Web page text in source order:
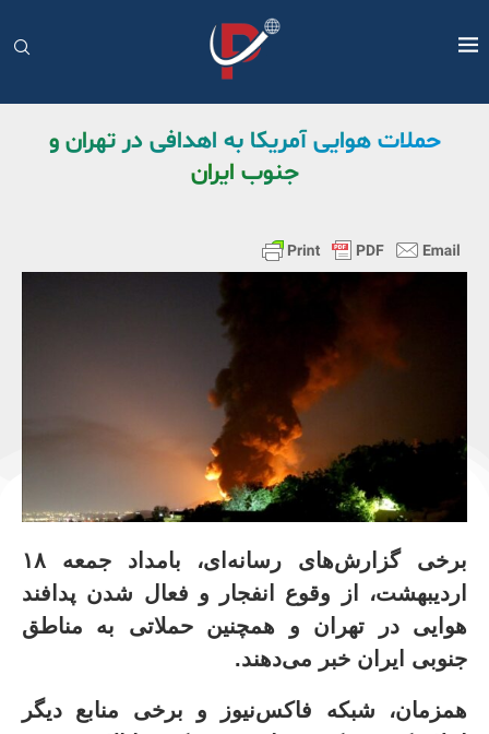
حملات هوایی آمریکا به اهدافی در تهران و
جنوب ایران
برخی گزارش‌های رسانه‌ای، بامداد جمعه ۱۸
اردیبهشت، از وقوع انفجار و فعال شدن پدافند
هوایی در تهران و همچنین حملاتی به مناطق
جنوبی ایران خبر می‌دهند.
همزمان، شبکه فاکس‌نیوز و برخی منابع دیگر